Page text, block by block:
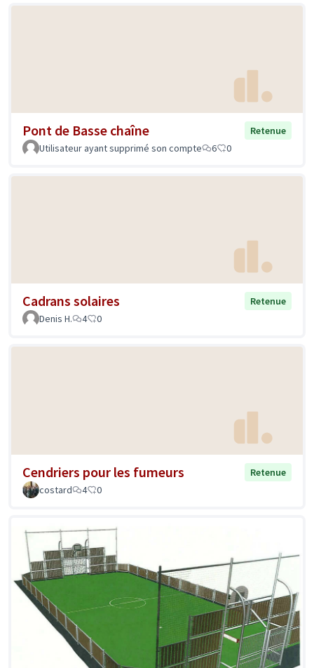
Pont de Basse chaîne
Retenue
Utilisateur ayant supprimé son compte
6 0
Cadrans solaires
Retenue
Denis H.
4 0
Cendriers pour les fumeurs
Retenue
costard
4 0